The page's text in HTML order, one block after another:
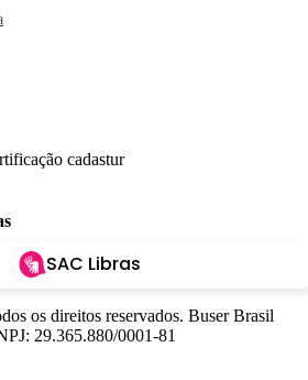
SAC Libras
os direitos reservados. Buser Brasil
29.365.880/0001-81